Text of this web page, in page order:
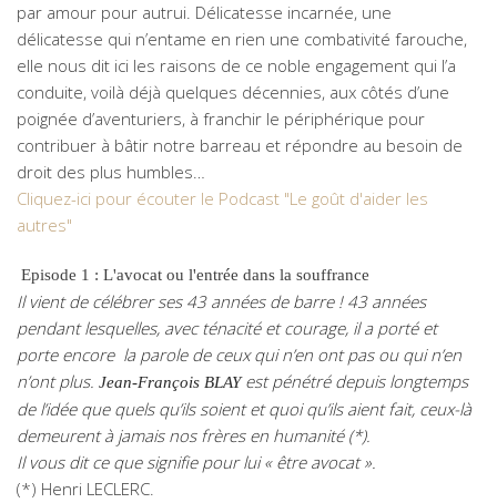
par amour pour autrui. Délicatesse incarnée, une
délicatesse qui n’entame en rien une combativité farouche,
elle nous dit ici les raisons de ce noble engagement qui l’a
conduite, voilà déjà quelques décennies, aux côtés d’une
poignée d’aventuriers, à franchir le périphérique pour
contribuer à bâtir notre barreau et répondre au besoin de
droit des plus humbles…
Cliquez-ici pour écouter le Podcast "Le goût d'aider les
autres"
Episode 1 : L'avocat ou l'entrée dans la souffrance
Il vient de célébrer ses 43 années de barre ! 43 années
pendant lesquelles, avec ténacité et courage, il a porté et
porte encore la parole de ceux qui n’en ont pas ou qui n’en
n’ont plus. Jean-François BLAYest pénétré depuis longtemps
de l’idée que quels qu’ils soient et quoi qu’ils aient fait, ceux-là
demeurent à jamais nos frères en humanité (*).
Il vous dit ce que signifie pour lui « être avocat ».
(*) Henri LECLERC.